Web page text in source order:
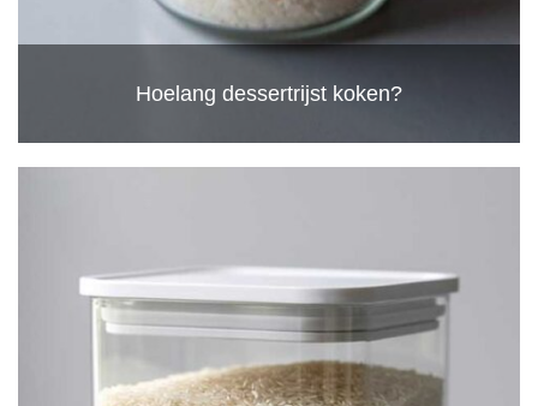
Hoelang dessertrijst koken?